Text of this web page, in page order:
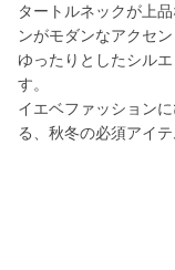
タートルネックが上
ンがモダンなアクセン
ゆったりとしたシル
す。
イエベファッション
る、秋冬の必須アイ